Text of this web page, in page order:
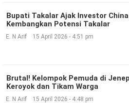
Bupati Takalar Ajak Investor
Kembangkan Potensi Takalar
E. N Arif 15 April 2026 - 4:51 pm
Brutal! Kelompok Pemuda di
Keroyok dan Tikam Warga
E. N Arif 15 April 2026 - 4:48 pm